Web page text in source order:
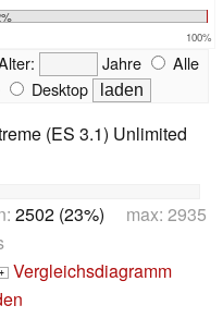
100%
Jahre
Alle
Desktop
(ES 3.1) Unlimited
2502 (23%) max: 2935
+ Vergleichsdiagramm